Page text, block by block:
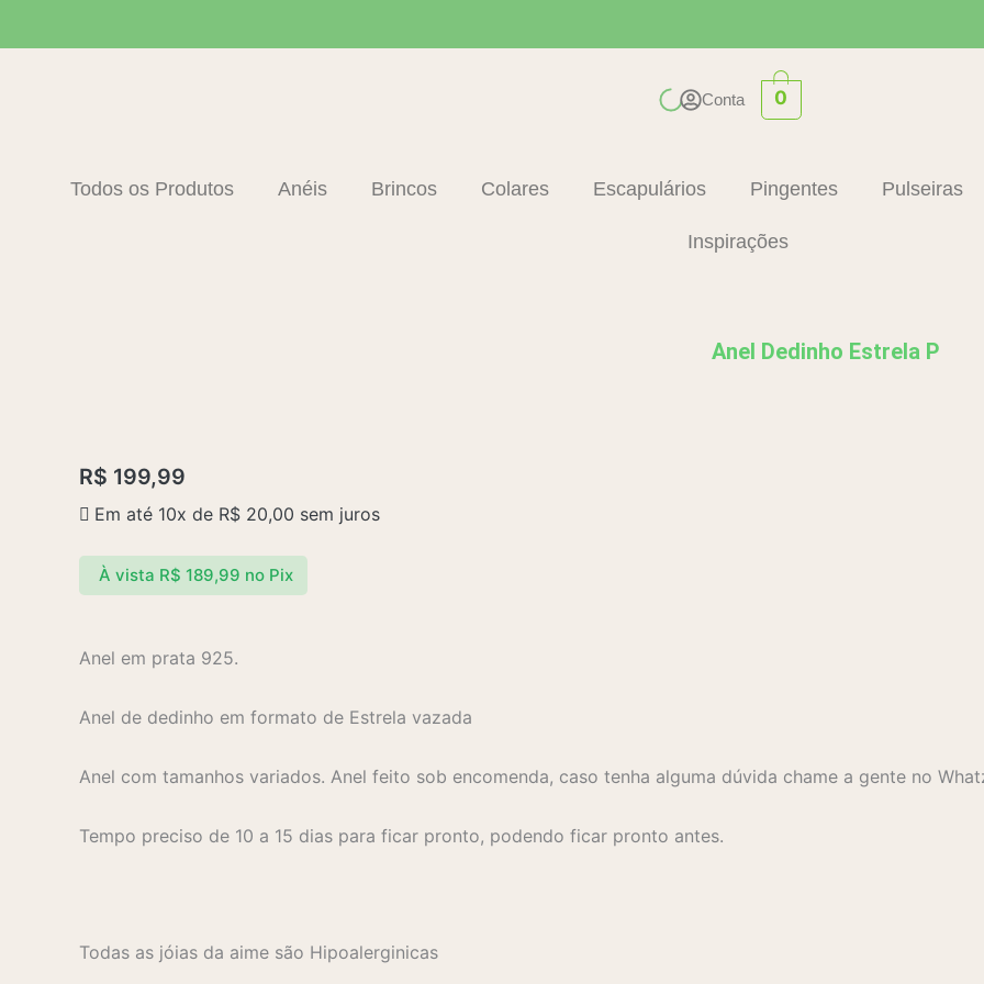
Conta 0
Todos os Produtos Anéis Brincos Colares Escapulários Pingentes Pulseiras
Inspirações
Anel Dedinho Estrela P
R$ 199,99
Em até 10x de R$ 20,00 sem juros
À vista R$ 189,99 no Pix
Anel em prata 925.
Anel de dedinho em formato de Estrela vazada
Anel com tamanhos variados. Anel feito sob encomenda, caso tenha alguma dúvida chame a gente no
Tempo preciso de 10 a 15 dias para ficar pronto, podendo ficar pronto antes.
Todas as jóias da aime são Hipoalerginicas